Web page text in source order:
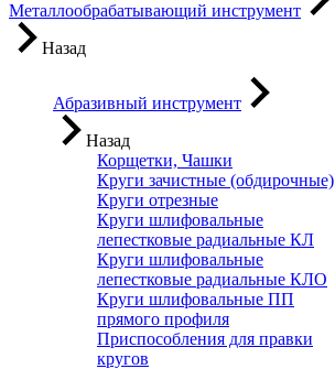
Металлообрабатывающий инструмент
Назад
Абразивный инструмент
Назад
Корщетки, Чашки
Круги зачистные (обдирочные)
Круги отрезные
Круги шлифовальные
лепестковые радиальные КЛ
Круги шлифовальные
лепестковые радиальные КЛО
Круги шлифовальные ПП
прямого профиля
Приспособления для правки
кругов